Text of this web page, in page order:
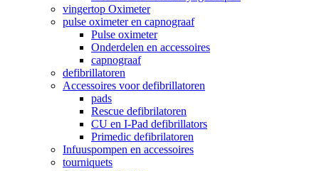
vingertop Oximeter
pulse oximeter en capnograaf
Pulse oximeter
Onderdelen en accessoires
capnograaf
defibrillatoren
Accessoires voor defibrillatoren
pads
Rescue defibrilatoren
CU en I-Pad defibrillators
Primedic defibrilatoren
Infuuspompen en accessoires
tourniquets